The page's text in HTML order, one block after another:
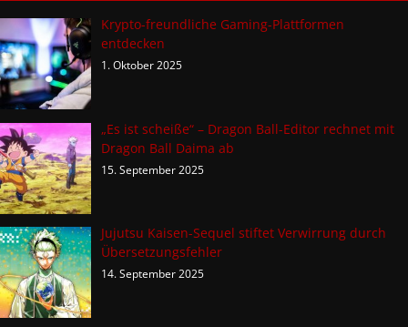
Krypto-freundliche Gaming-Plattformen
entdecken
1. Oktober 2025
„Es ist scheiße“ – Dragon Ball-Editor rechnet mit
Dragon Ball Daima ab
15. September 2025
Jujutsu Kaisen-Sequel stiftet Verwirrung durch
Übersetzungsfehler
14. September 2025